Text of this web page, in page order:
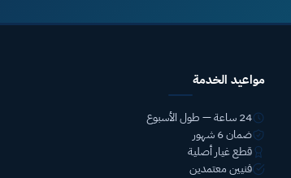
مواعيد الخدمة
24 ساعة — طول الأسبوع
ضمان 6 شهور
قطع غيار أصلية
فنيين معتمدين